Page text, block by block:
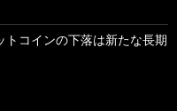
トコインの下落は新たな長期